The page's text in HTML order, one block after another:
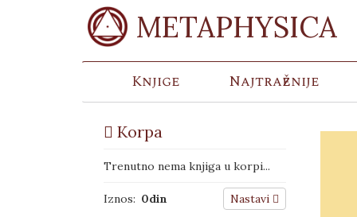
METAPHYSICA
Knjige Najtraženije
Korpa
Trenutno nema knjiga u korpi...
Iznos: 0din Nastavi